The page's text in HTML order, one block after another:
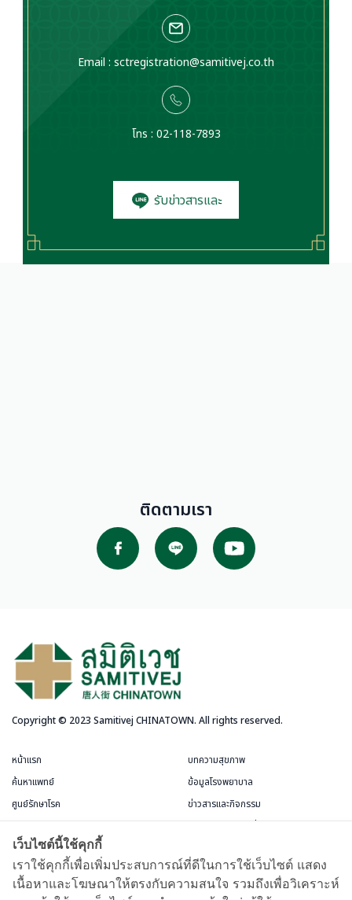
Email : sctregistration@samitivej.co.th
โทร : 02-118-7893
รับข่าวสารและ
ติดตามเรา
Copyright © 2023 Samitivej CHINATOWN. All rights reserved.
หน้าแรก
ค้นหาแพทย์
ศูนย์รักษาโรค
ข้อกำหนดและการใช้งาน
บทความสุขภาพ
ข้อมูลโรงพยาบาล
ข่าวสารและกิจกรรม
บัตรสมาชิกชีววัฒนะ
เว็บไซต์นี้ใช้คุกกี้
เราใช้คุกกี้เพื่อเพิ่มประสบการณ์ที่ดีในการใช้เว็บไซต์ แสดง
เนื้อหาและโฆษณาให้ตรงกับความสนใจ รวมถึงเพื่อวิเคราะห์